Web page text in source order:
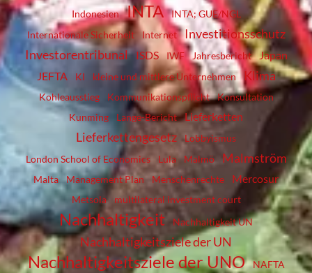
Indonesien
INTA
INTA; GUE/NGL
Internationale Sicherheit
Internet
Investitionsschutz
Investorentribunal ISDS IWF Jahresbericht
Japan
JEFTA
KI kleine und mittlere Unternehmen Klima
Kohleausstieg Kommunikationspflicht
Konsultation
Kunming
Lange-Bericht Lieferketten
Lieferkettengesetz
Lobbyismus
London School of Economics
Lula Malmö Malmström
Malta Management Plan Menschenrechte Mercosur
Metsola multilateral investment court
Nachhaltigkeit Nachhaltigkeit UN
Nachhaltigkeitsziele der UN
Nachhaltigkeitsziele der UNO
NAFTA